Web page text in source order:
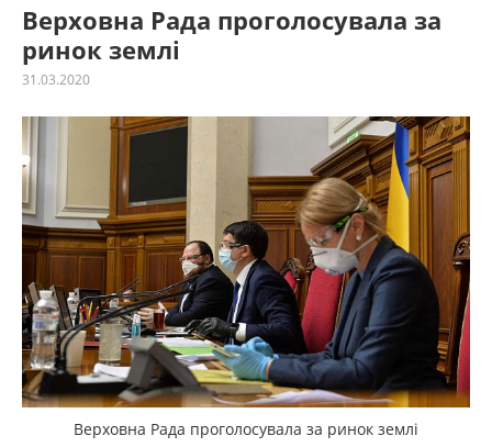
Верховна Рада проголосувала за
ринок землі
31.03.2020
Верховна Рада проголосувала за ринок землі